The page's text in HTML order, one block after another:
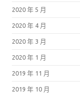
2020 年 5 月
2020 年 4 月
2020 年 3 月
2020 年 1 月
2019 年 11 月
2019 年 10 月